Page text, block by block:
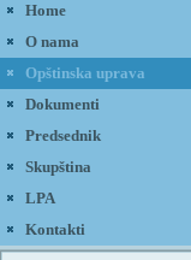
Home
O nama
Opštinska uprava
Dokumenti
Predsednik
Skupština
LPA
Kontakti